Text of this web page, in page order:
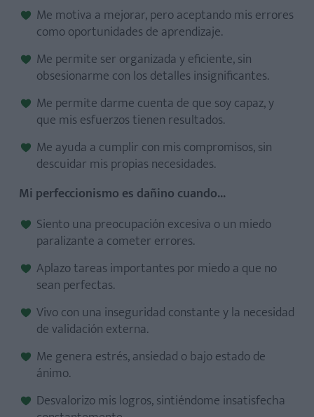
Me motiva a mejorar, pero aceptando mis errores
como oportunidades de aprendizaje.
Me permite ser organizada y eficiente, sin
obsesionarme con los detalles insignificantes.
Me permite darme cuenta de que soy capaz, y
que mis esfuerzos tienen resultados.
Me ayuda a cumplir con mis compromisos, sin
descuidar mis propias necesidades.
Mi perfeccionismo es dañino cuando...
Siento una preocupación excesiva o un miedo
paralizante a cometer errores.
Aplazo tareas importantes por miedo a que no
sean perfectas.
Vivo con una inseguridad constante y la necesidad
de validación externa.
Me genera estrés, ansiedad o bajo estado de
ánimo.
Desvalorizo mis logros, sintiéndome insatisfecha